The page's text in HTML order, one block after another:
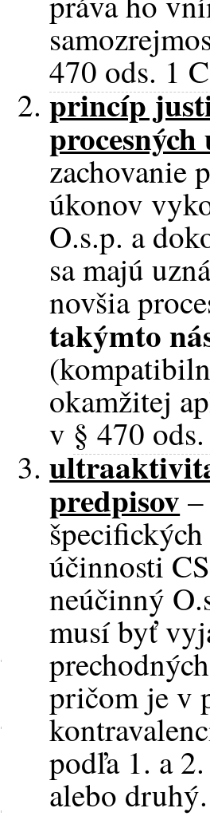
470 ods. 1
princíp
procesných
zachovanie
úkonov
O.s.p. a
sa majú
novšia
takýmto
okamžitej
v § 470
predpisov
účinnosti
neúčinný
musí byť
pričom je v
podľa 1. a
alebo druhý.